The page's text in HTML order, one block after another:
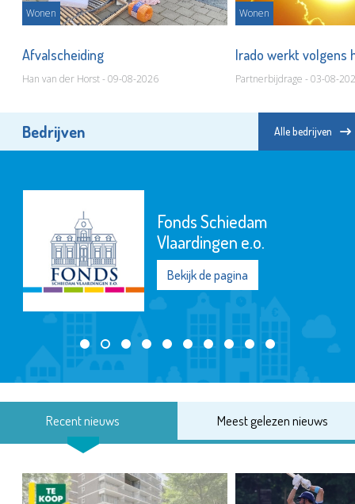
Wonen
Afvalscheiding
Han van der Horst - 09-08-2026
Wonen
Irado werkt
Partnerbijdrage - 03-08-
Bedrijven Alle bedrijven
Fonds Schiedam
Vlaardingen e.o.
Bekijk de pagina
Recent nieuws Meest gelezen nieuws